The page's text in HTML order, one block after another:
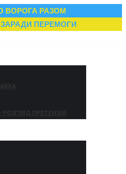
ВОРОГА РАЗОМ
ПЕРЕМОГИ
ПРЕТЕНЗІЙ